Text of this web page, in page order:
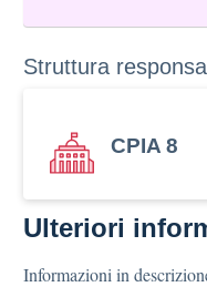
Struttura
CPIA 8
Ulteriori
Informazioni in